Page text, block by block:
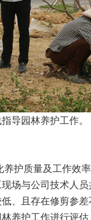
护工作。
护质量及工作效
场与公司技术人
、且存在修剪参
养护工作进行评